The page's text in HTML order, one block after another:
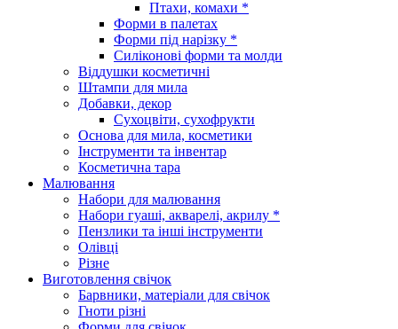
Птахи, комахи *
Форми в палетах
Форми під нарізку *
Силіконові форми та молди
Віддушки косметичні
Штампи для мила
Добавки, декор
Сухоцвіти, сухофрукти
Основа для мила, косметики
Інструменти та інвентар
Косметична тара
Малювання
Набори для малювання
Набори гуаші, акварелі, акрилу *
Пензлики та інші інструменти
Олівці
Різне
Виготовлення свічок
Барвники, матеріали для свічок
Гноти різні